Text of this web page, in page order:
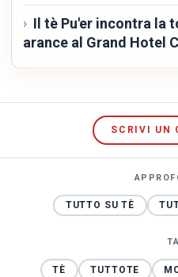
Il tè Pu'er incontra la
arance al Grand Hotel
SCRIVI UN
TUTTO SU TÈ
TÈ TUTTOTE